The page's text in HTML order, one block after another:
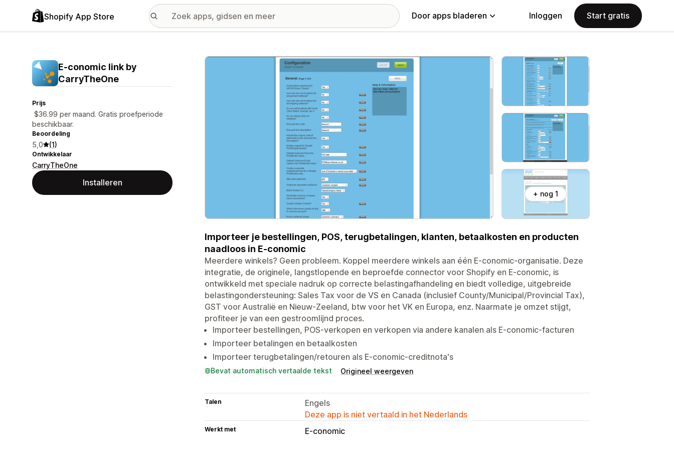
Shopify App Store Door apps bladeren Inloggen Start gratis
E‑conomic link by
CarryTheOne
Prijs
$36.99 per maand. Gratis proefperiode
beschikbaar.
Beoordeling
5,0 (1)
Ontwikkelaar
CarryTheOne
Installeren
Galerij met uitgelichte afbeeldingen
+ nog 1
Importeer je bestellingen, POS, terugbetalingen, klanten, betaalkosten en producten
naadloos in E-conomic
Meerdere winkels? Geen probleem. Koppel meerdere winkels aan één E-conomic-organisatie. Deze
integratie, de originele, langstlopende en beproefde connector voor Shopify en E-conomic, is
ontwikkeld met speciale nadruk op correcte belastingafhandeling en biedt volledige, uitgebreide
belastingondersteuning: Sales Tax voor de VS en Canada (inclusief County/Municipal/Provincial Tax),
GST voor Australië en Nieuw-Zeeland, btw voor het VK en Europa, enz. Naarmate je omzet stijgt,
profiteer je van een gestroomlijnd proces.
Importeer bestellingen, POS-verkopen en verkopen via andere kanalen als E-conomic-facturen
Importeer betalingen en betaalkosten
Importeer terugbetalingen/retouren als E-conomic-creditnota's
Bevat automatisch vertaalde tekst Origineel weergeven
Talen
Engels
Deze app is niet vertaald in het Nederlands
Werkt met E-conomic